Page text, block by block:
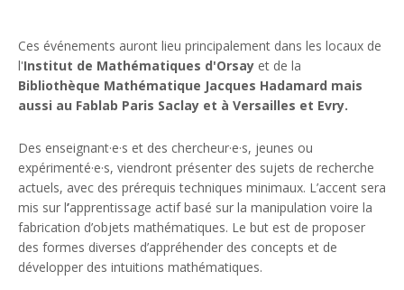
Ces événements auront lieu principalement dans les locaux de
l'Institut de Mathématiques d'Orsay et de la
Bibliothèque Mathématique Jacques Hadamard mais
aussi au Fablab Paris Saclay et à Versailles et Evry.
Des enseignant·e·s et des chercheur·e·s, jeunes ou
expérimenté·e·s, viendront présenter des sujets de recherche
actuels, avec des prérequis techniques minimaux. L’accent sera
mis sur l’apprentissage actif basé sur la manipulation voire la
fabrication d’objets mathématiques. Le but est de proposer
des formes diverses d’appréhender des concepts et de
développer des intuitions mathématiques.